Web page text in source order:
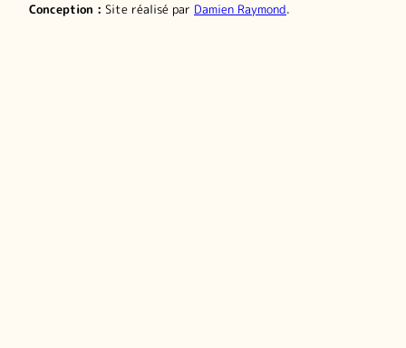
Conception : Site réalisé par Damien Raymond.